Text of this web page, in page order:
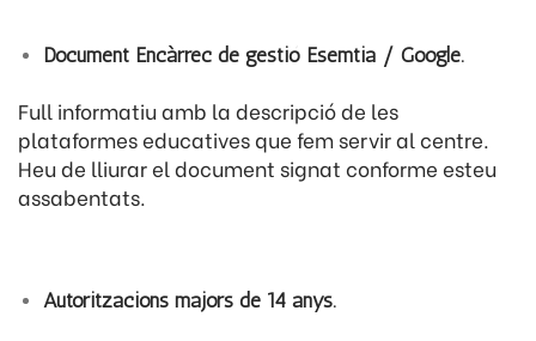
Document Encàrrec de gestió Esemtia / Google.
Full informatiu amb la descripció de les
plataformes educatives que fem servir al centre.
Heu de lliurar el document signat conforme esteu
assabentats.
Autoritzacions majors de 14 anys.